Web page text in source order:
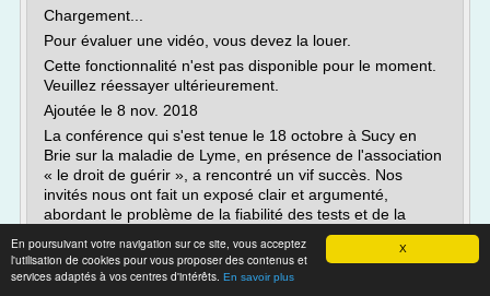
X
En poursuivant votre navigation sur ce site, vous acceptez
l'utilisation de cookies pour vous proposer des contenus et
services adaptés à vos centres d'intérêts. En savoir plus
Chargement...
Pour évaluer une vidéo, vous devez la louer.
Cette fonctionnalité n'est pas disponible pour le moment.
Veuillez réessayer ultérieurement.
Ajoutée le 8 nov. 2018
La conférence qui s'est tenue le 18 octobre à Sucy en
Brie sur la maladie de Lyme, en présence de l'association
« le droit de guérir », a rencontré un vif succès. Nos
invités nous ont fait un exposé clair et argumenté,
abordant le problème de la fiabilité des tests et de la
Viviane Schaller, pharmacien...